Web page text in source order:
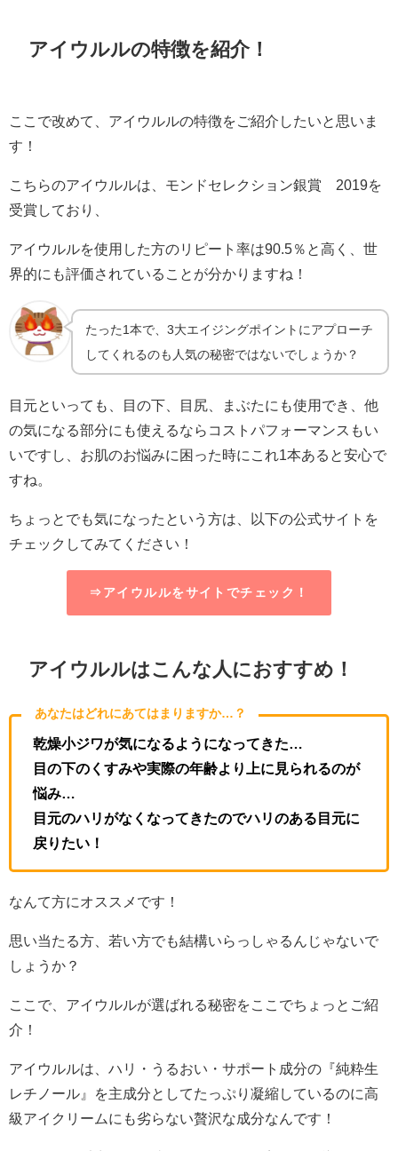
アイウルルの特徴を紹介！
ここで改めて、アイウルルの特徴をご紹介したいと思いま
す！
こちらのアイウルルは、モンドセレクション銀賞 2019を
受賞しており、
アイウルルを使用した方のリピート率は90.5％と高く、世
界的にも評価されていることが分かりますね！
たった1本で、3大エイジングポイントにアプローチ
してくれるのも人気の秘密ではないでしょうか？
目元といっても、目の下、目尻、まぶたにも使用でき、他
の気になる部分にも使えるならコストパフォーマンスもい
いですし、お肌のお悩みに困った時にこれ1本あると安心で
すね。
ちょっとでも気になったという方は、以下の公式サイトを
チェックしてみてください！
⇒アイウルルをサイトでチェック！
アイウルルはこんな人におすすめ！
あなたはどれにあてはまりますか…？
乾燥小ジワが気になるようになってきた…
目の下のくすみや実際の年齢より上に見られるのが
悩み…
目元のハリがなくなってきたのでハリのある目元に
戻りたい！
なんて方にオススメです！
思い当たる方、若い方でも結構いらっしゃるんじゃないで
しょうか？
ここで、アイウルルが選ばれる秘密をここでちょっとご紹
介！
アイウルルは、ハリ・うるおい・サポート成分の『純粋生
レチノール』を主成分としてたっぷり凝縮しているのに高
級アイクリームにも劣らない贅沢な成分なんです！